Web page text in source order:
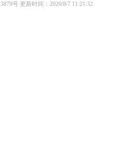
号 更新时间：2026/8/7 11:21:32